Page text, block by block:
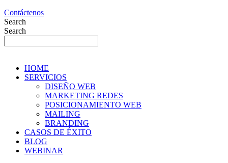
Contáctenos
Search
Search
HOME
SERVICIOS
DISEÑO WEB
MARKETING REDES
POSICIONAMIENTO WEB
MAILING
BRANDING
CASOS DE ÉXITO
BLOG
WEBINAR